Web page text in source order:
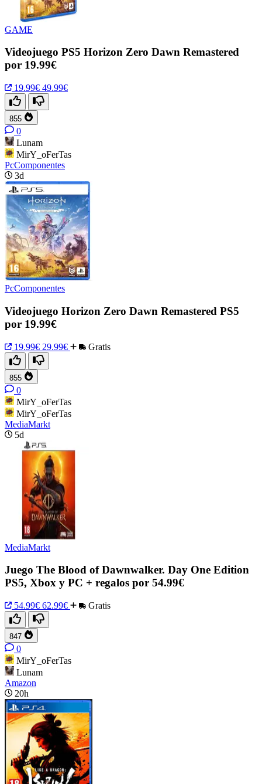
GAME
Videojuego PS5 Horizon Zero Dawn Remastered
por 19.99€
19.99€ 49.99€
855
0
Lunam
MirY_oFerTas
PcComponentes
3d
PcComponentes
Videojuego Horizon Zero Dawn Remastered PS5
por 19.99€
19.99€ 29.99€ Gratis
855
0
MirY_oFerTas
MirY_oFerTas
MediaMarkt
5d
MediaMarkt
Juego The Blood of Dawnwalker. Day One Edition
PS5, Xbox y PC + regalos por 54.99€
54.99€ 62.99€ Gratis
847
0
MirY_oFerTas
Lunam
Amazon
20h